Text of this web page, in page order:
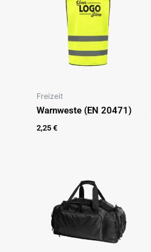
Freizeit
Warnweste (EN 20471)
2,25 €